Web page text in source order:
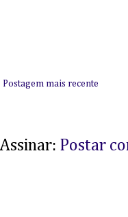
Postagem mais recente
Assinar: Postar